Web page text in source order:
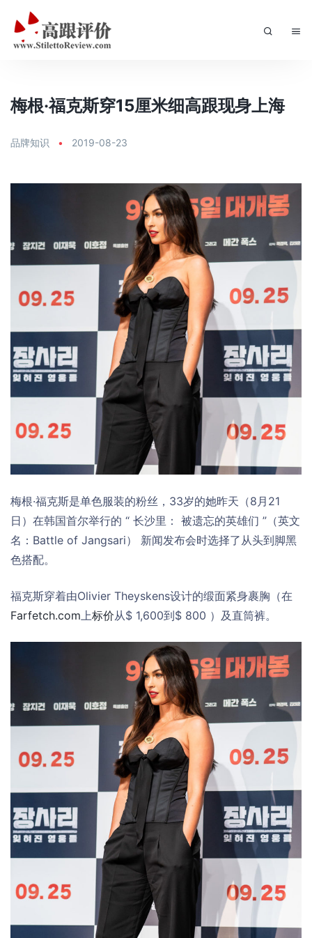
梅根·福克斯穿15厘米细高跟现身上海
品牌知识 • 2019-08-23
梅根·福克斯是单色服装的粉丝，33岁的她昨天（8月21
日）在韩国首尔举行的 “ 长沙里： 被遗忘的英雄们 ”（英文
名：Battle of Jangsari） 新闻发布会时选择了从头到脚黑
色搭配。
福克斯穿着由Olivier Theyskens设计的缎面紧身裹胸（在
Farfetch.com上标价从$ 1,600到$ 800 ）及直筒裤。